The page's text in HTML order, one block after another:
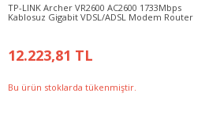
TP-LINK Archer VR2600 AC2600 1733Mbps
Kablosuz Gigabit VDSL/ADSL Modem Router
12.223,81 TL
Bu ürün stoklarda tükenmiştir.